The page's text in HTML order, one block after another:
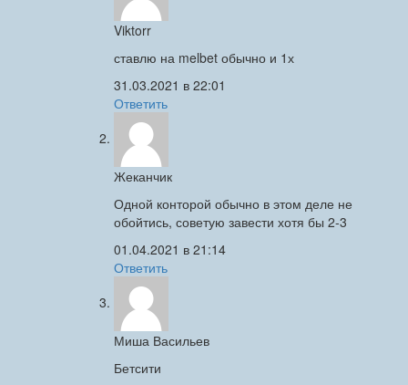
Viktorr
ставлю на melbet обычно и 1х
31.03.2021 в 22:01
Ответить
Жеканчик
Одной конторой обычно в этом деле не
обойтись, советую завести хотя бы 2-3
01.04.2021 в 21:14
Ответить
Миша Васильев
Бетсити